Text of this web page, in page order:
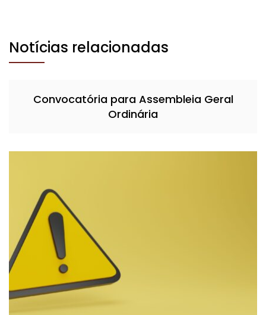
Notícias relacionadas
Convocatória para Assembleia Geral
Ordinária